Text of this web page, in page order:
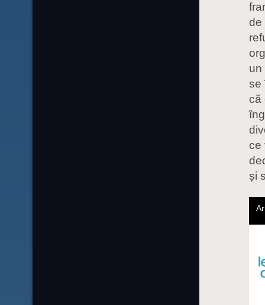
de
un
se
că
ce
și